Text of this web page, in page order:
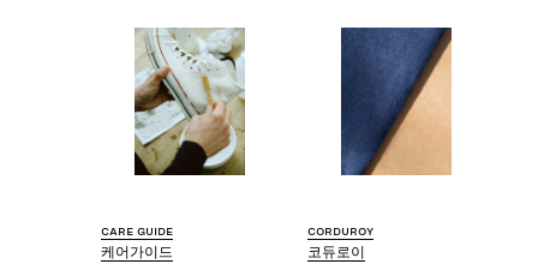
Care guide
케어가이드
Corduroy
코듀로이